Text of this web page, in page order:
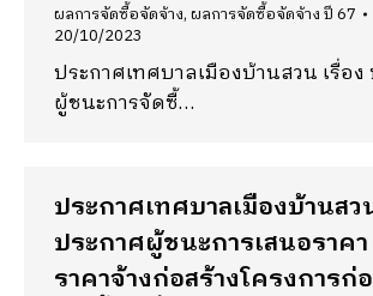
ผลการจัดซื้อจัดจ้าง,ผลการจัดซื้อจัดจ้าง ปี 67
20/10/2023
ประกาศเทศบาลเมืองบ้านสวน เรื่อ
ผู้ชนะการจัดซื้…
ประกาศเทศบาลเมืองบ้านสว
ประกาศผู้ชนะการเสนอราค
ราคาจ้างก่อสร้างโครงการก่